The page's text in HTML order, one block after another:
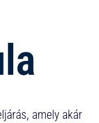
amely akár